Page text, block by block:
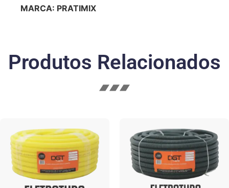
MARCA: PRATIMIX
Produtos Relacionados